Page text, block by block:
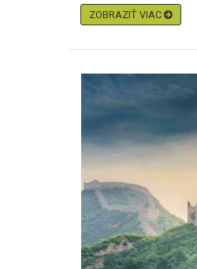
ZOBRAZIŤ VIAC